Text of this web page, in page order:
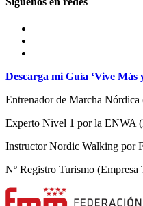
Descarga mi Guía ‘Vive Más
Entrenador de Marcha Nórdica
Experto Nivel 1 por la ENWA
Instructor Nordic Walking por
Nº Registro Turismo